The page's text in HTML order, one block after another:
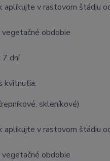
aplikujte v rastovom štádiu
vegetačné obdobie
7 dní
kvitnutia.
skleníkové)
aplikujte v rastovom štádiu
vegetačné obdobie